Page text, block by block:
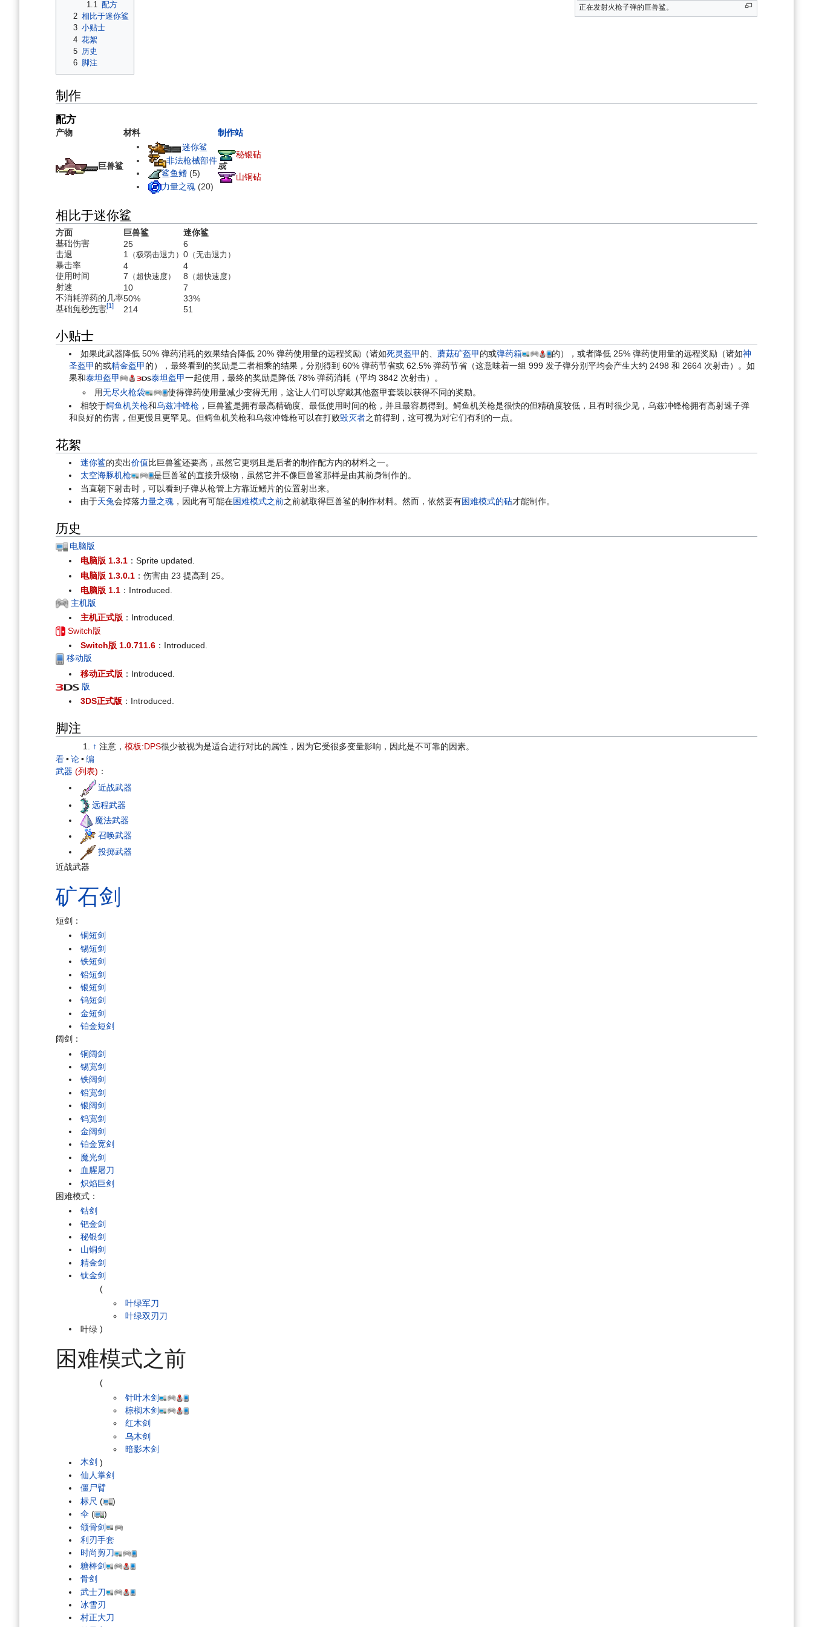
正在发射火枪子弹的巨兽鲨。
1.1
配方
2 相比于迷你鲨
3 小贴士
4 花絮
5 历史
6 脚注
制作
配方
产物 材料 制作站
巨兽鲨
迷你鲨
非法枪械部件
鲨鱼鳍 (5)
力量之魂 (20)
秘银砧
或
山铜砧
相比于迷你鲨
方面 巨兽鲨
迷你鲨
基础伤害
25
6
击退
1 （极弱击退力） 0 （无击退力）
暴击率 4
4
使用时间
7 （超快速度） 8 （超快速度）
射速 10
7
不消耗弹药的几率50%
33%
基础每秒伤害[1] 214 51
小贴士
如果此武器降低 50% 弹药消耗的效果结合降低 20% 弹药使用量的远程奖励（诸如死灵盔甲的、蘑菇矿盔甲的或弹药箱 的），或者降低 25% 弹药使用量的远程奖励（诸如神
圣盔甲的或精金盔甲的），最终看到的奖励是二者相乘的结果，分别得到 60% 弹药节省或 62.5% 弹药节省（这意味着一组 999 发子弹分别平均会产生大约 2498 和 2664 次射击）。如
果和泰坦盔甲 泰坦盔甲一起使用，最终的奖励是降低 78% 弹药消耗（平均 3842 次射击）。
用无尽火枪袋
使得弹药使用量减少变得无用，这让人们可以穿戴其他盔甲套装以获得不同的奖励。
相较于鳄鱼机关枪和乌兹冲锋枪 ，巨兽鲨是拥有最高精确度、最低使用时间的枪，并且最容易得到。鳄鱼机关枪是很快的但精确度较低，且有时很少见，乌兹冲锋枪拥有高射速子弹
和良好的伤害，但更慢且更罕见。但鳄鱼机关枪和乌兹冲锋枪可以在打败毁灭者之前得到，这可视为对它们有利的一点。
花絮
迷你鲨的卖出价值比巨兽鲨还要高，虽然它更弱且是后者的制作配方内的材料之一。
太空海豚机枪
是巨兽鲨的直接升级物，虽然它并不像巨兽鲨那样是由其前身制作的。
当直朝下射击时，可以看到子弹从枪管上方靠近鳍片的位置射出来。
由于天兔会掉落力量之魂 ，因此有可能在困难模式之前之前就取得巨兽鲨的制作材料。然而，依然要有困难模式的砧才能制作。
历史
电脑版
电脑版 1.3.1 ：Sprite updated.
电脑版 1.3.0.1 ：伤害由 23 提高到 25。
电脑版 1.1 ：Introduced.
主机版
主机正式版 ：Introduced.
Switch版
Switch版 1.0.711.6 ：Introduced.
移动版
移动正式版 ：Introduced.
版
3DS正式版 ：Introduced.
脚注
↑ 注意， 模板:DPS很少被视为是适合进行对比的属性，因为它受很多变量影响，因此是不可靠的因素。
看•论•编
武器 (列表) ：
近战武器
远程武器
魔法武器
召唤武器
投掷武器
近战武器
矿石剑
短剑：
铜短剑
锡短剑
铁短剑
铅短剑
银短剑
钨短剑
金短剑
铂金短剑
阔剑：
铜阔剑
锡宽剑
铁阔剑
铅宽剑
银阔剑
钨宽剑
金阔剑
铂金宽剑
魔光剑
血腥屠刀
炽焰巨剑
困难模式：
钴剑
钯金剑
秘银剑
山铜剑
精金剑
钛金剑
叶绿
(
叶绿军刀
叶绿双刃刀
)
困难模式之前
木剑
(
针叶木剑
棕榈木剑
红木剑
乌木剑
暗影木剑
)
仙人掌剑
僵尸臂
标尺 (
)
伞 (
)
颌骨剑
利刃手套
时尚剪刀
糖棒剑
骨剑
武士刀
冰雪刃
村正大刀